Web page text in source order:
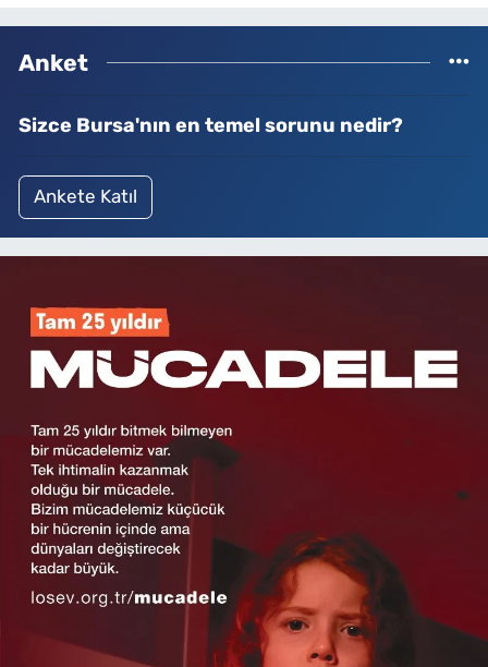
Anket
Sizce Bursa'nın en temel sorunu nedir?
Ankete Katıl